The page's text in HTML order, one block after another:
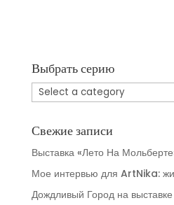
Выбрать серию
Свежие записи
Выставка «Лето На
Мое интервью для ArtNika:
Дождливый Город на